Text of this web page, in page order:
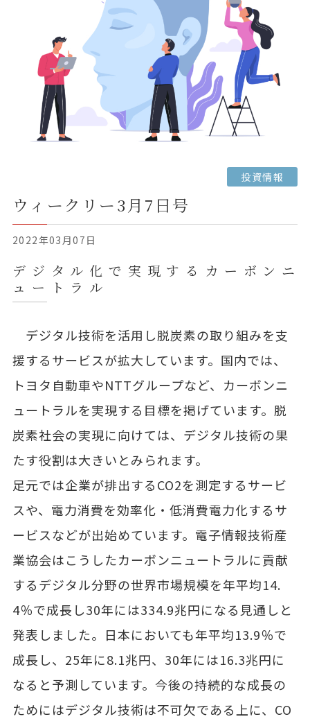
投資情報
ウィークリー3月7日号
2022年03月07日
デ ジ タ ル 化 で 実 現 す る カ ー ボ ン ニ
ュ ー ト ラ ル
デジタル技術を活用し脱炭素の取り組みを支
援するサービスが拡大しています。国内では、
トヨタ自動車やNTTグループなど、カーボンニ
ュートラルを実現する目標を掲げています。脱
炭素社会の実現に向けては、デジタル技術の果
たす役割は大きいとみられます。
足元では企業が排出するCO2を測定するサービ
スや、電力消費を効率化・低消費電力化するサ
ービスなどが出始めています。電子情報技術産
業協会はこうしたカーボンニュートラルに貢献
するデジタル分野の世界市場規模を年平均14.
4％で成長し30年には334.9兆円になる見通しと
発表しました。日本においても年平均13.9％で
成長し、25年に8.1兆円、30年には16.3兆円に
なると予測しています。今後の持続的な成長の
ためにはデジタル技術は不可欠である上に、CO